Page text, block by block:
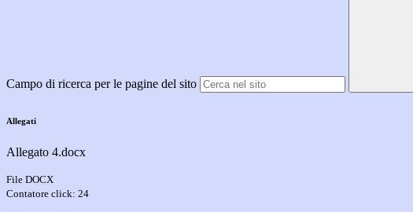
Campo di ricerca per le pagine del sito
Allegati
Allegato 4.docx
File DOCX
Contatore click: 24